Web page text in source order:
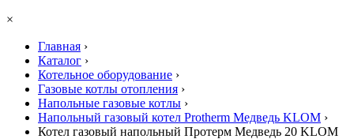
×
Главная ›
Каталог ›
Котельное оборудование ›
Газовые котлы отопления ›
Напольные газовые котлы ›
Напольный газовый котел Protherm Медведь KLOM ›
Котел газовый напольный Протерм Медведь 20 KLOM